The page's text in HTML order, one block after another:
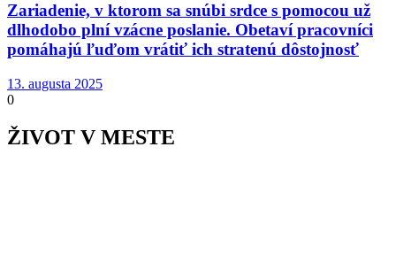
Zariadenie, v ktorom sa snúbi srdce s pomocou už
dlhodobo plní vzácne poslanie. Obetaví pracovníci
pomáhajú ľuďom vrátiť ich stratenú dôstojnosť
13. augusta 2025
0
ŽIVOT V MESTE